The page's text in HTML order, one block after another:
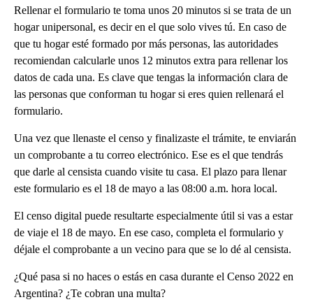
Rellenar el formulario te toma unos 20 minutos si se trata de un
hogar unipersonal, es decir en el que solo vives tú. En caso de
que tu hogar esté formado por más personas, las autoridades
recomiendan calcularle unos 12 minutos extra para rellenar los
datos de cada una. Es clave que tengas la información clara de
las personas que conforman tu hogar si eres quien rellenará el
formulario.
Una vez que llenaste el censo y finalizaste el trámite, te enviarán
un comprobante a tu correo electrónico. Ese es el que tendrás
que darle al censista cuando visite tu casa. El plazo para llenar
este formulario es el 18 de mayo a las 08:00 a.m. hora local.
El censo digital puede resultarte especialmente útil si vas a estar
de viaje el 18 de mayo. En ese caso, completa el formulario y
déjale el comprobante a un vecino para que se lo dé al censista.
¿Qué pasa si no haces o estás en casa durante el Censo 2022 en
Argentina? ¿Te cobran una multa?